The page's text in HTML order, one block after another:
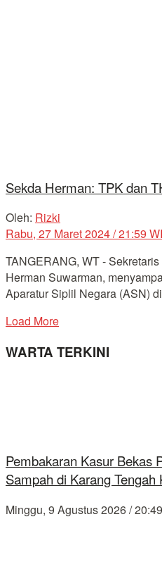
Sekda Herman: TPK dan
Oleh: Rizki
Rabu, 27 Maret 2024 / 21:59
TANGERANG, WT -
Herman Suwarman,
Aparatur Siplil Negara (ASN)
Load More
WARTA TERKINI
Pembakaran Kasur Bekas
Sampah di Karang Tengah
Minggu, 9 Agustus 2026 /